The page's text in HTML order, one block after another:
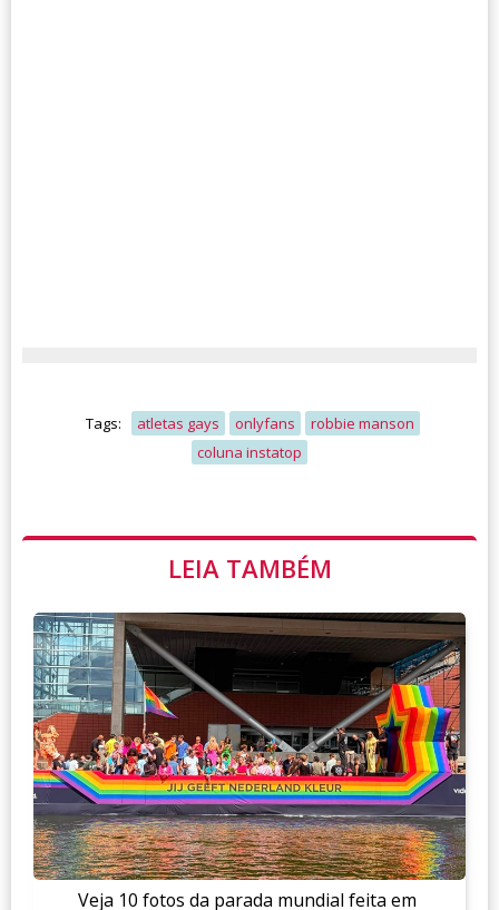
Tags: atletas gays onlyfans
robbie manson
coluna instatop
LEIA TAMBÉM
Veja 10 fotos da parada mundial feita em